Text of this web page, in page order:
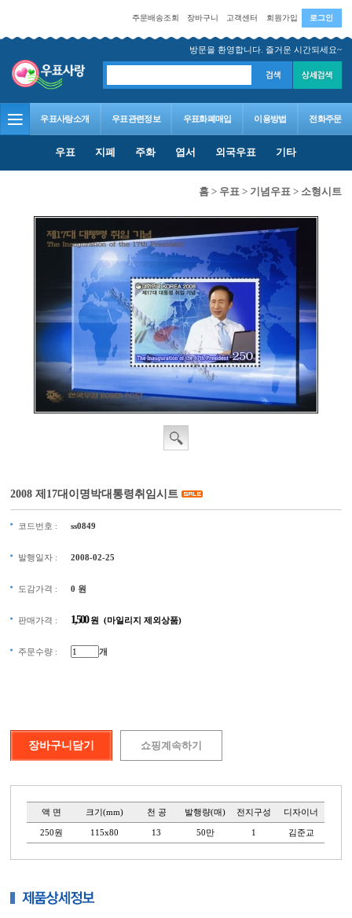
로그인
회원가입
고객센터
장바구니
주문배송조회
방문을 환영합니다. 즐거운 시간되세요~
우표사랑소개 우표관련정보 우표화폐매입 이용방법 전화주문
우표 지폐 주화 엽서 외국우표 기타
홈> 우표 > 기념우표 > 소형시트
2008 제17대이명박대통령취임시트
코드번호 : ss0849
발행일자 : 2008-02-25
도감가격 : 0 원
판매가격 : 1,500원 (마일리지 제외상품)
주문수량 : 개
액 면 크기(mm) 천 공 발행량(매) 전지구성 디자이너
250원 115x80 13 50만 1 김준교